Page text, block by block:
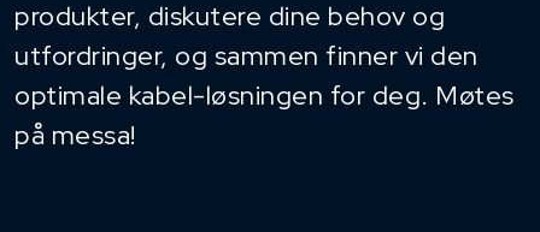
produkter, diskutere dine behov og
utfordringer, og sammen finner vi den
optimale kabel-løsningen for deg. Møtes
på messa!